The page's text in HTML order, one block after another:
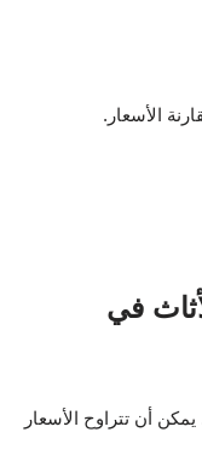
الأسعار.
في
أن تتراوح الأسعار